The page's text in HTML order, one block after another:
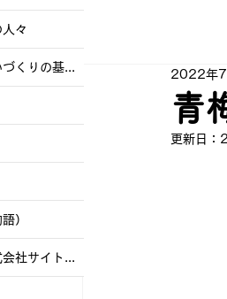
青
2022年7
更新日：
々
よくあるご質問・住まいづくりの基礎知識
）
採用情報（クボデラ株式会社サイトへ）